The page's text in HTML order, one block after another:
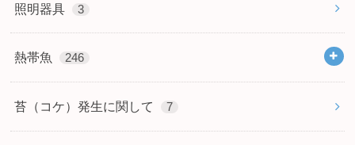
照明器具 3
熱帯魚 246
苔（コケ）発生に関して 7